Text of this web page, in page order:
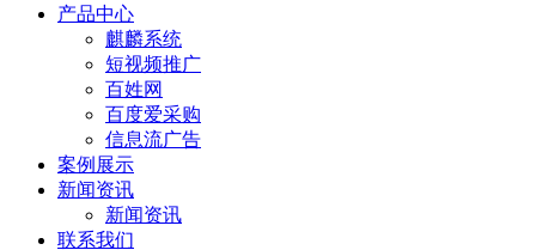
产品中心
麒麟系统
短视频推广
百姓网
百度爱采购
信息流广告
案例展示
新闻资讯
新闻资讯
联系我们